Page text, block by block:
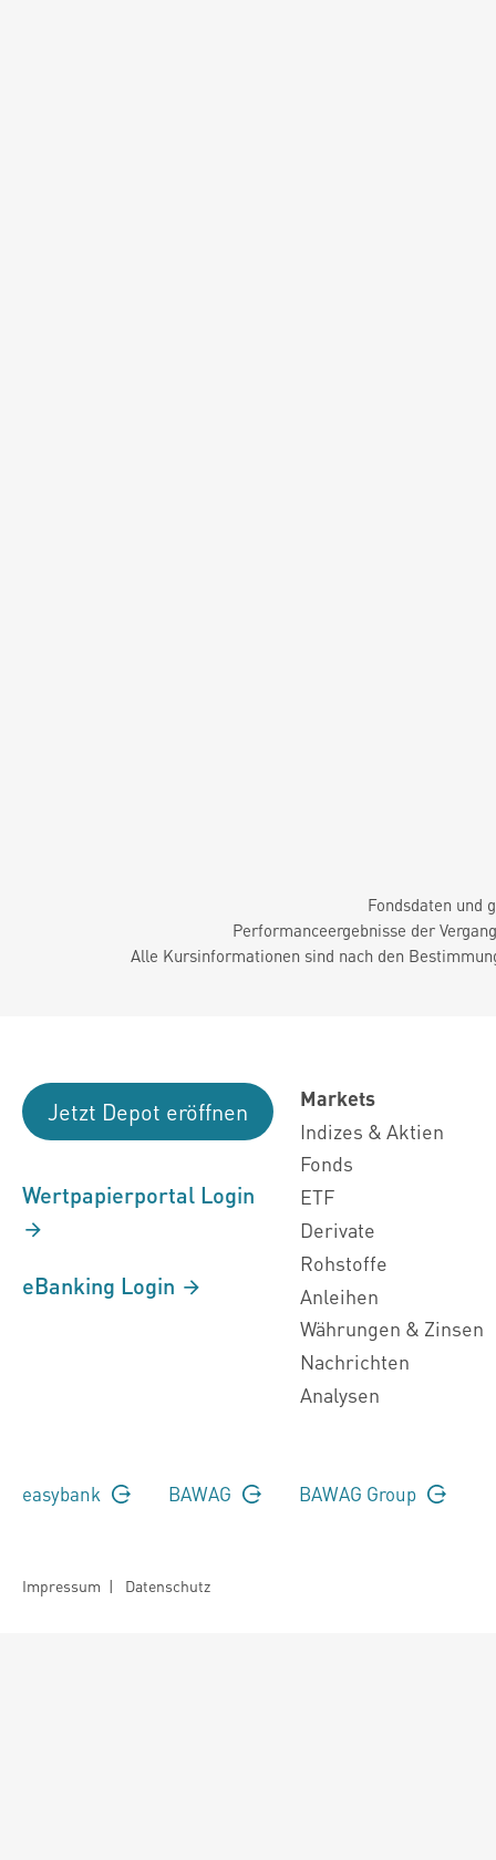
Fondsdaten und
Performanceergebnisse der
Alle Kursinformationen sind nach den
Jetzt Depot eröffnen
Wertpapierportal Login
eBanking Login
Markets
Indizes & Aktien
Fonds
ETF
Derivate
Rohstoffe
Anleihen
Währungen & Zinsen
Nachrichten
Analysen
easybank BAWAG BAWAG Group
Impressum | Datenschutz